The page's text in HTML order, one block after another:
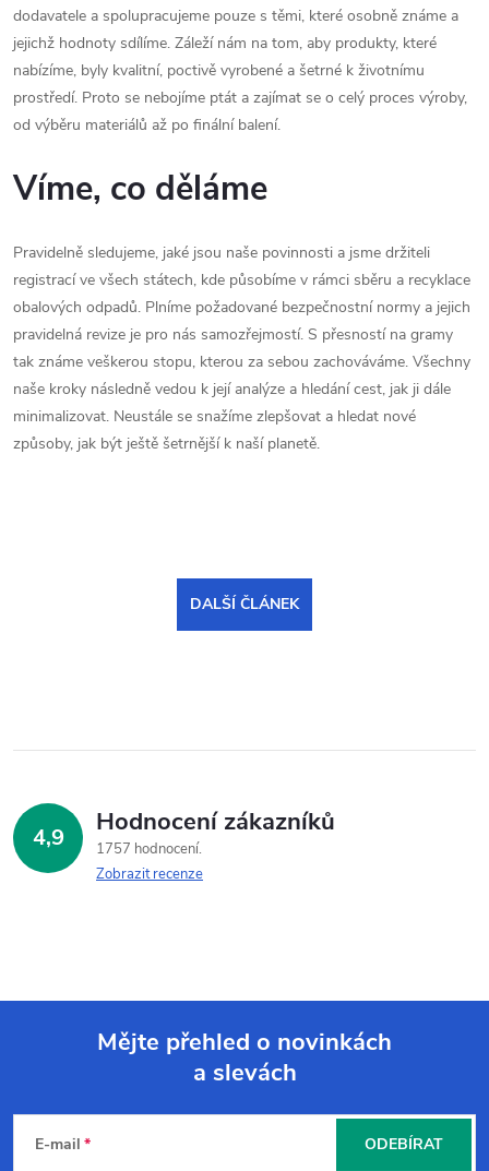
dodavatele a spolupracujeme pouze s těmi, které osobně známe a
jejichž hodnoty sdílíme. Záleží nám na tom, aby produkty, které
nabízíme, byly kvalitní, poctivě vyrobené a šetrné k životnímu
prostředí. Proto se nebojíme ptát a zajímat se o celý proces výroby,
od výběru materiálů až po finální balení.
Víme, co děláme
Pravidelně sledujeme, jaké jsou naše povinnosti a jsme držiteli
registrací ve všech státech, kde působíme v rámci sběru a recyklace
obalových odpadů. Plníme požadované bezpečnostní normy a jejich
pravidelná revize je pro nás samozřejmostí. S přesností na gramy
tak známe veškerou stopu, kterou za sebou zachováváme. Všechny
naše kroky následně vedou k její analýze a hledání cest, jak ji dále
minimalizovat. Neustále se snažíme zlepšovat a hledat nové
způsoby, jak být ještě šetrnější k naší planetě.
DALŠÍ ČLÁNEK
4,9 Hodnocení zákazníků
1757 hodnocení
Zobrazit recenze
Mějte přehled o novinkách
a slevách
E-mail ODEBÍRAT